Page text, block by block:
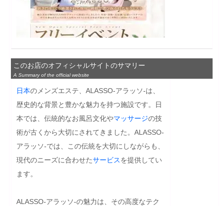
このお店のオフィシャルサイトのサマリー
A Summary of the official website
日本のメンズエステ、ALASSO-アラッソ-は、
歴史的な背景と豊かな魅力を持つ施設です。日
本では、伝統的なお風呂文化やマッサージの技
術が古くから大切にされてきました。ALASSO-
アラッソ-では、この伝統を大切にしながらも、
現代のニーズに合わせたサービスを提供してい
ます。
ALASSO-アラッソ-の魅力は、その高度なテク